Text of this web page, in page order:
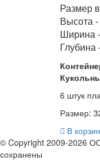
Размер
Высота
Ширина
6 штук
Размер:
В
© Copyright 2009-2026
сохранены